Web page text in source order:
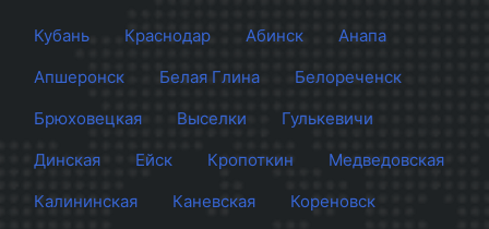
Кубань Краснодар Абинск
Анапа
Апшеронск
Белая Глина
Белореченск
Брюховецкая
Выселки
Гулькевичи
Динская
Ейск Кропоткин
Медведовская
Калининская
Каневская
Кореновск